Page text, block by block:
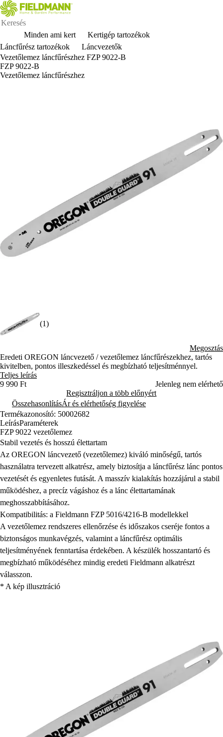
Minden ami kert
Kertigép tartozékok
Láncfűrész tartozékok
Láncvezetők
Vezetőlemez láncfűrészhez FZP 9022-B
FZP 9022-B
Vezetőlemez láncfűrészhez
(1)
Megosztás
Eredeti OREGON láncvezető / vezetőlemez láncfűrészekhez, tartós
kivitelben, pontos illeszkedéssel és megbízható teljesítménnyel.
Teljes leírás
9 990 Ft
Jelenleg nem elérhető
Regisztráljon a több előnyért
ÖsszehasonlításÁr és elérhetőség figyelése
Termékazonosító: 50002682
LeírásParaméterek
FZP 9022 vezetőlemez
Stabil vezetés és hosszú élettartam
Az OREGON láncvezető (vezetőlemez) kiváló minőségű, tartós
használatra tervezett alkatrész, amely biztosítja a láncfűrész lánc pontos
vezetését és egyenletes futását. A masszív kialakítás hozzájárul a stabil
működéshez, a precíz vágáshoz és a lánc élettartamának
meghosszabbításához.
Kompatibilitás: a Fieldmann FZP 5016/4216-B modellekkel
A vezetőlemez rendszeres ellenőrzése és időszakos cseréje fontos a
biztonságos munkavégzés, valamint a láncfűrész optimális
teljesítményének fenntartása érdekében. A készülék hosszantartó és
megbízható működéséhez mindig eredeti Fieldmann alkatrészt
válasszon.
* A kép illusztráció